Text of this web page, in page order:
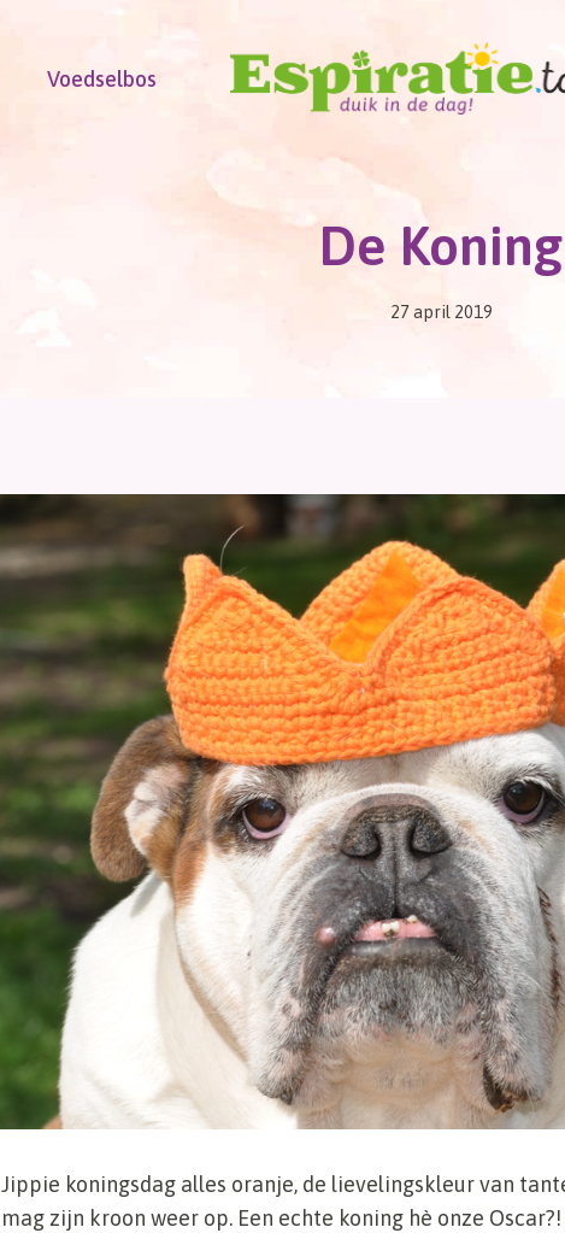
Voedselbos
De Koning
27 april 2019
Jippie koningsdag alles oranje, de lievelingskleur van
mag zijn kroon weer op. Een echte koning hè onze Oscar?!